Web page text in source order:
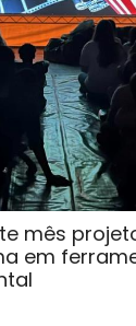
mês
em